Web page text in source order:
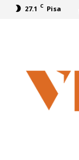
27.1 C Pisa